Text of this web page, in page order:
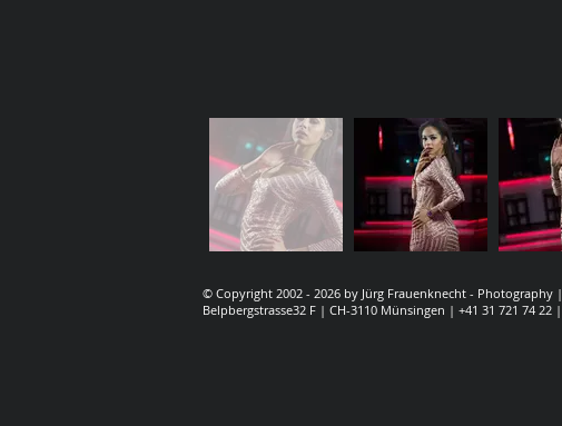
© Copyright 2002 - 2026 by Jürg Frauenknecht - Photography |
Belpbergstrasse32 F | CH-3110 Münsingen | +41 31 721 74 22 |